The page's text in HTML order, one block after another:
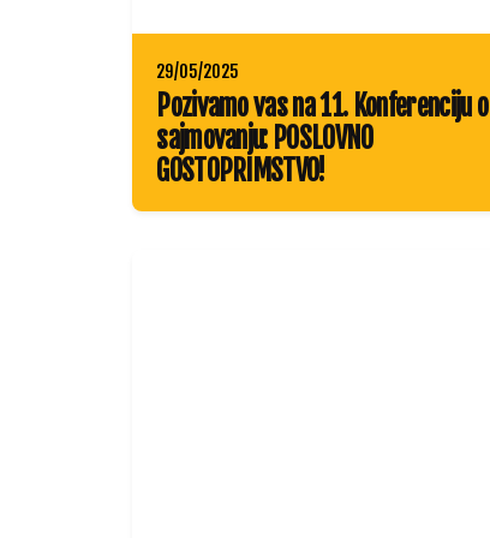
29/05/2025
Pozivamo vas na 11. Konferenciju o
sajmovanju: POSLOVNO
GOSTOPRIMSTVO!